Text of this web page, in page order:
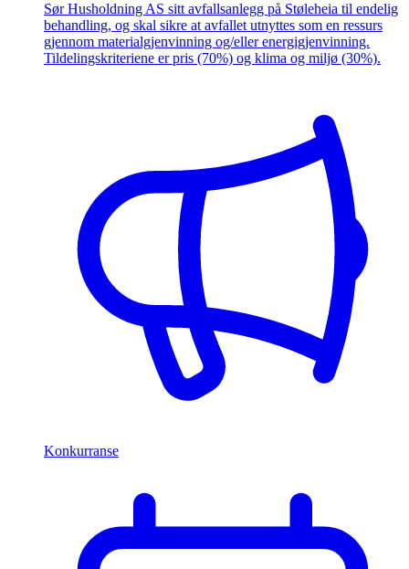
Sør Husholdning AS sitt avfallsanlegg på Støleheia til endelig
behandling, og skal sikre at avfallet utnyttes som en ressurs
gjennom materialgjenvinning og/eller energigjenvinning.
Tildelingskriteriene er pris (70%) og klima og miljø (30%).
Konkurranse